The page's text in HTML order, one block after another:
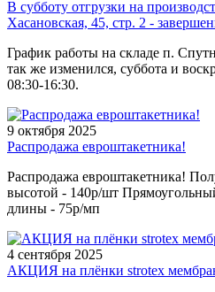
В субботу отгрузки на
Хасановская, 45, стр. 2 -
График работы на складе п.
так же изменился, суббота и
08:30-16:30.
9 октября 2025
Распродажа евроштакетника!
Распродажа евроштакетника!
высотой - 140р/шт
длины - 75р/мп
4 сентября 2025
АКЦИЯ на плёнки strotex